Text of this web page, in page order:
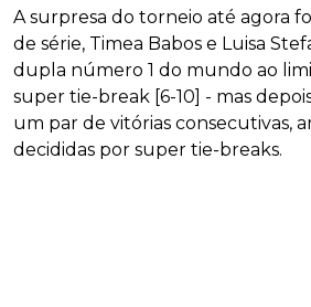
A surpresa do torneio até agora
de série, Timea Babos e Luisa
dupla número 1 do mundo ao
super tie-break [6-10] - mas
um par de vitórias consecutivas,
decididas por super tie-breaks.